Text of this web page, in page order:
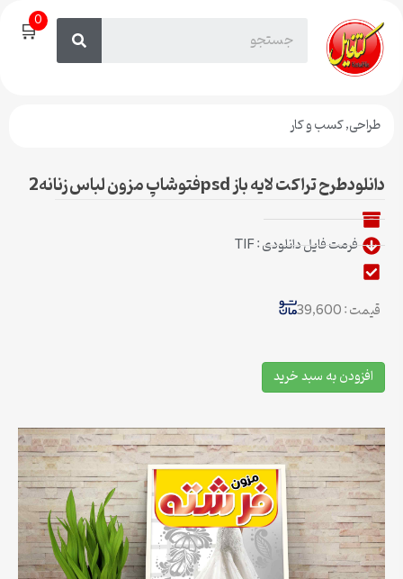
🛒0
طراحی,کسب و کار
دانلودطرح تراکت لایه باز psdفتوشاپ مزون لباس زنانه2
فرمت فایل دانلودی : TIF
قیمت : 39,600
افزودن به سبد خرید